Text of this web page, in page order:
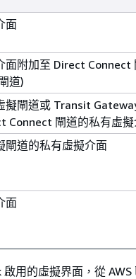
面
面附加至 Direct Connect
道)
擬閘道或 Transit
Connect 閘道的私有虛
閘道的私有虛擬介面
面
用的虛擬界面，從